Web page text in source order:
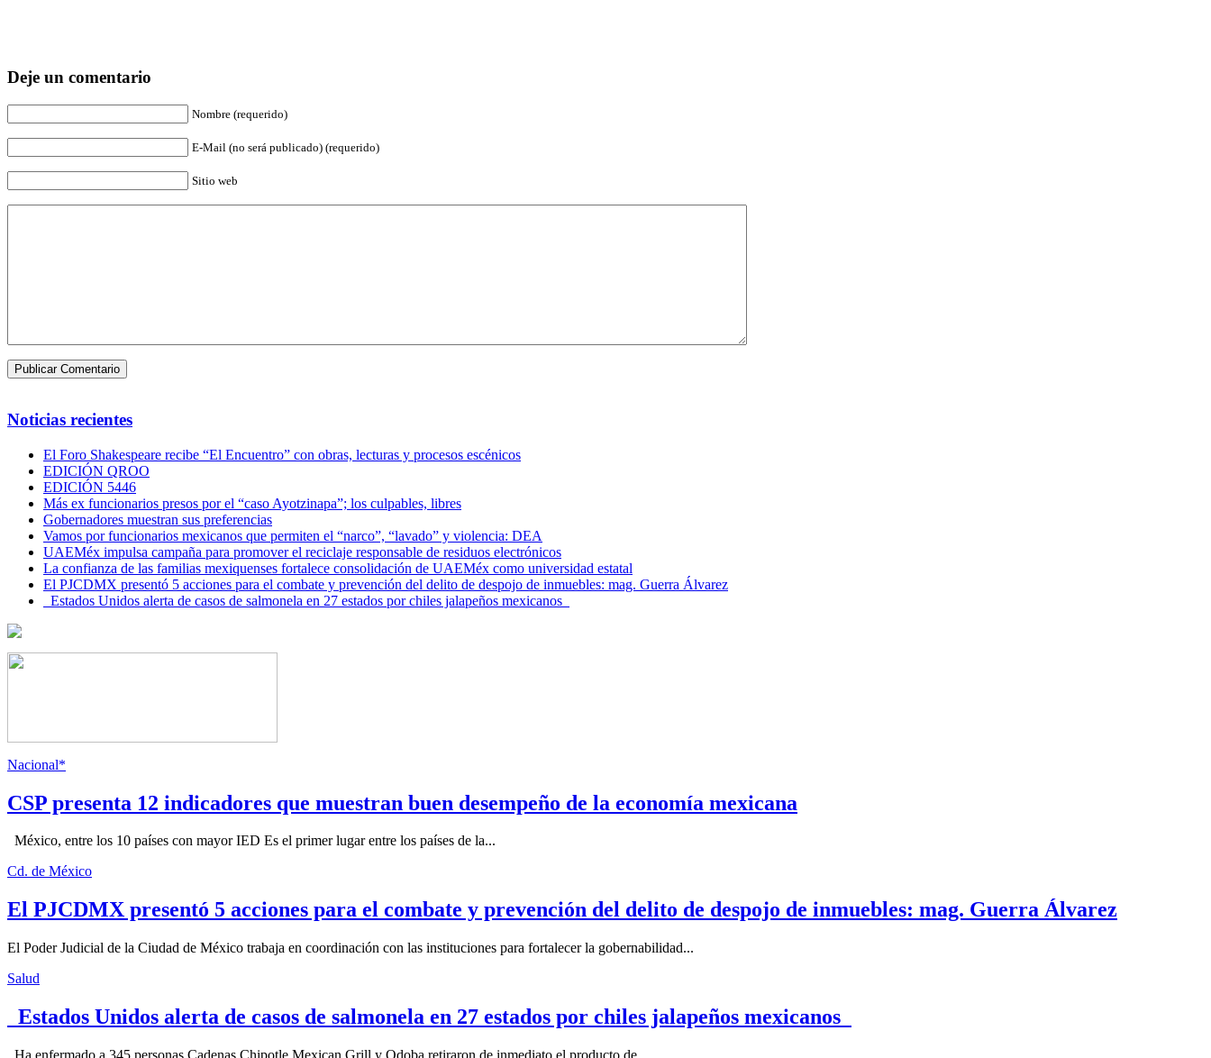
Deje un comentario
Nombre (requerido)
E-Mail (no será publicado) (requerido)
Sitio web
Noticias recientes
El Foro Shakespeare recibe “El Encuentro” con obras, lecturas y procesos escénicos
EDICIÓN QROO
EDICIÓN 5446
Más ex funcionarios presos por el “caso Ayotzinapa”; los culpables, libres
Gobernadores muestran sus preferencias
Vamos por funcionarios mexicanos que permiten el “narco”, “lavado” y violencia: DEA
UAEMéx impulsa campaña para promover el reciclaje responsable de residuos electrónicos
La confianza de las familias mexiquenses fortalece consolidación de UAEMéx como universidad estatal
El PJCDMX presentó 5 acciones para el combate y prevención del delito de despojo de inmuebles: mag. Guerra Álvarez
Estados Unidos alerta de casos de salmonela en 27 estados por chiles jalapeños mexicanos
Nacional*
CSP presenta 12 indicadores que muestran buen desempeño de la economía mexicana
México, entre los 10 países con mayor IED Es el primer lugar entre los países de la...
Cd. de México
El PJCDMX presentó 5 acciones para el combate y prevención del delito de despojo de inmuebles: mag. Guerra Álvarez
El Poder Judicial de la Ciudad de México trabaja en coordinación con las instituciones para fortalecer la gobernabilidad...
Salud
Estados Unidos alerta de casos de salmonela en 27 estados por chiles jalapeños mexicanos
Ha enfermado a 345 personas Cadenas Chipotle Mexican Grill y Qdoba retiraron de inmediato el producto de...